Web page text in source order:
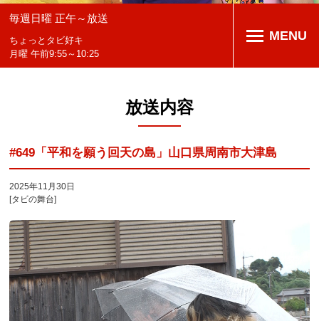
毎週日曜 正午～放送
ちょっとタビ好キ
月曜 午前9:55～10:25
MENU
放送内容
#649「平和を願う回天の島」山口県周南市大津島
2025年11月30日
[タビの舞台]